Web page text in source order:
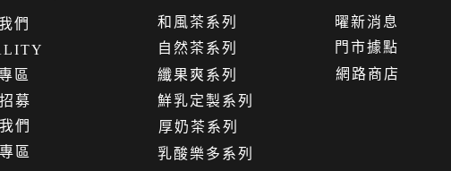
募
們
區
網路商店
門市據點
曜新消息
們
區
乳酸樂多系列
厚奶茶系列
鮮乳定製系列
纖果爽系列
自然茶系列
和風茶系列